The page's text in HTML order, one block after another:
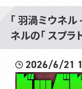
#見ルネル
･････････････････
A/join
・オリジナルのスタンプ
・たまにメンバー限定
「 羽渦ミウネ
ネルの「 スプラ
2026/6/21